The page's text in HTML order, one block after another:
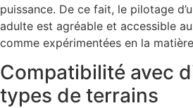
puissance. De ce fait, le pilotage
adulte est agréable et accessible
comme expérimentées en la
Compatibilité avec
types de terrains